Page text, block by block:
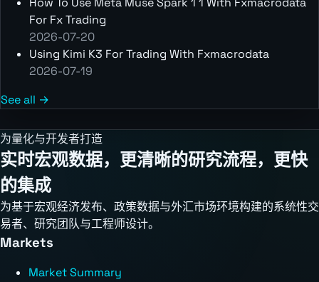
For Fx Trading
2026-07-20
Using Kimi K3 For Trading With Fxmacrodata
2026-07-19
See all →
为量化与开发者打造
实时宏观数据，更清晰的研究流程，更快
的集成
为基于宏观经济发布、政策数据与外汇市场环境构建的系统性交
易者、研究团队与工程师设计。
Markets
Market Summary